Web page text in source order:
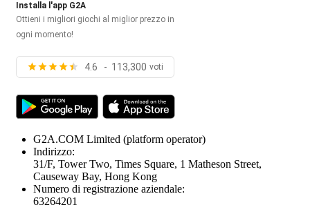
Installa l'app G2A
Ottieni i migliori giochi al miglior prezzo in
ogni momento!
4.6 - 113,300 voti
G2A.COM Limited (platform operator)
Indirizzo:
31/F, Tower Two, Times Square, 1 Matheson Street,
Causeway Bay, Hong Kong
Numero di registrazione aziendale:
63264201